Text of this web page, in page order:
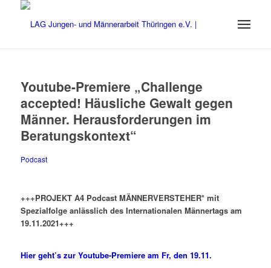
Youtube-Premiere „Challenge
accepted! Häusliche Gewalt gegen
Männer. Herausforderungen im
Beratungskontext“
Podcast
+++PROJEKT A4 Podcast MÄNNERVERSTEHER* mit
Spezialfolge anlässlich des Internationalen Männertags am
19.11.2021+++
Hier geht’s zur Youtube-Premiere am Fr, den 19.11.